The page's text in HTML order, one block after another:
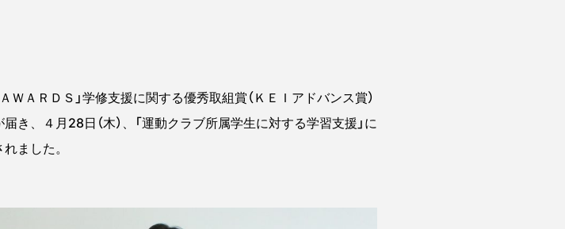
ＡＲＤＳ」学修支援に関する優秀取組賞（ＫＥＩアドバンス賞）
、４月28日（木）、「運動クラブ所属学生に対する学習支援」に
ました。